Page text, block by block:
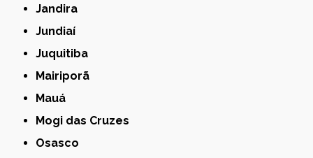
Jandira
Jundiaí
Juquitiba
Mairiporã
Mauá
Mogi das Cruzes
Osasco